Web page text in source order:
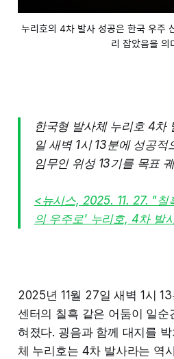
누리호의 4차 발사 성공은 한국 우주
리 잡았음을 의
한국형 발사체 누리호 4차
일 새벽 1시 13분에 성공
임무인 위성 13기를 목표
<뉴시스, 2025. 11. 27. "칠
의 우주로' 누리호, 4차 발
2025년 11월 27일 새벽 1시
센터의 칠흑 같은 어둠이 일
혀졌다. 굉음과 함께 대지를
체 누리호는 4차 발사라는 역